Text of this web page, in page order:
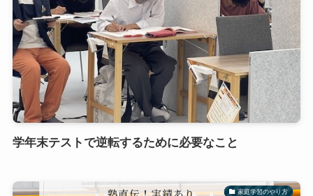
学年末テストで逆転するために必要なこと
家庭学習のやり方